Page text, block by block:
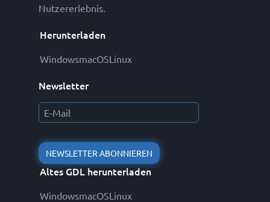
Nutzererlebnis.
Herunterladen
WindowsmacOSLinux
Newsletter
NEWSLETTER ABONNIEREN
Altes GDL herunterladen
WindowsmacOSLinux